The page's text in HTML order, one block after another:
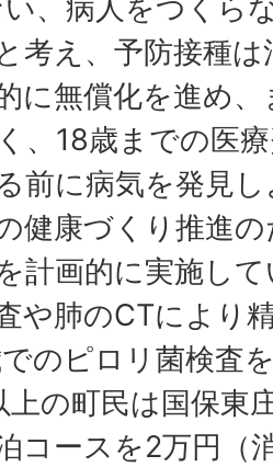
、病人をつくら
考え、予防接種
に無償化を進め
、18歳までの医
前に病気を発見
健康づくり推進
計画的に実施し
や肺のCTにより
のピロリ菌検査
上の町民は国保東
コースを2万円（